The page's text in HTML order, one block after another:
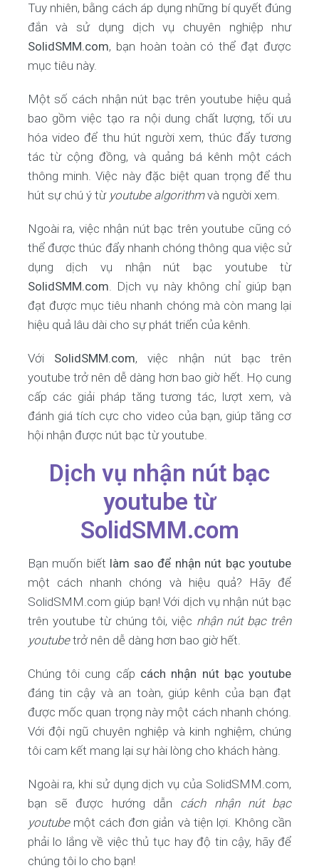
Tuy nhiên, bằng cách áp dụng những bí quyết đúng
đắn và sử dụng dịch vụ chuyên nghiệp như
SolidSMM.com, bạn hoàn toàn có thể đạt được
mục tiêu này.
Một số cách nhận nút bạc trên youtube hiệu quả
bao gồm việc tạo ra nội dung chất lượng, tối ưu
hóa video để thu hút người xem, thúc đẩy tương
tác từ cộng đồng, và quảng bá kênh một cách
thông minh. Việc này đặc biệt quan trọng để thu
hút sự chú ý từ youtube algorithmvà người xem.
Ngoài ra, việc nhận nút bạc trên youtube cũng có
thể được thúc đẩy nhanh chóng thông qua việc sử
dụng dịch vụ nhận nút bạc youtube từ
SolidSMM.com. Dịch vụ này không chỉ giúp bạn
đạt được mục tiêu nhanh chóng mà còn mang lại
hiệu quả lâu dài cho sự phát triển của kênh.
Với SolidSMM.com, việc nhận nút bạc trên
youtube trở nên dễ dàng hơn bao giờ hết. Họ cung
cấp các giải pháp tăng tương tác, lượt xem, và
đánh giá tích cực cho video của bạn, giúp tăng cơ
hội nhận được nút bạc từ youtube.
Dịch vụ nhận nút bạc
youtube từ
SolidSMM.com
Bạn muốn biết làm sao để nhận nút bạc youtube
một cách nhanh chóng và hiệu quả? Hãy để
SolidSMM.com giúp bạn! Với dịch vụ nhận nút bạc
trên youtube từ chúng tôi, việc nhận nút bạc trên
youtubetrở nên dễ dàng hơn bao giờ hết.
Chúng tôi cung cấp cách nhận nút bạc youtube
đáng tin cậy và an toàn, giúp kênh của bạn đạt
được mốc quan trọng này một cách nhanh chóng.
Với đội ngũ chuyên nghiệp và kinh nghiệm, chúng
tôi cam kết mang lại sự hài lòng cho khách hàng.
Ngoài ra, khi sử dụng dịch vụ của SolidSMM.com,
bạn sẽ được hướng dẫn cách nhận nút bạc
youtubemột cách đơn giản và tiện lợi. Không cần
phải lo lắng về việc thủ tục hay độ tin cậy, hãy để
chúng tôi lo cho bạn!